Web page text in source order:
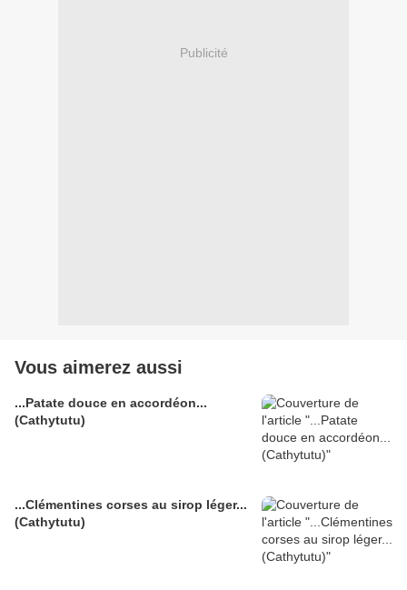
Publicité
Vous aimerez aussi
...Patate douce en accordéon...
(Cathytutu)
...Clémentines corses au sirop léger...
(Cathytutu)